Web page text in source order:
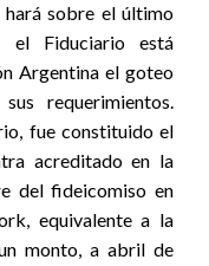
sobre el último
Fiduciario está
Argentina el goteo
requerimientos.
fue constituido el
acreditado en la
del fideicomiso en
equivalente a la
monto, a abril de